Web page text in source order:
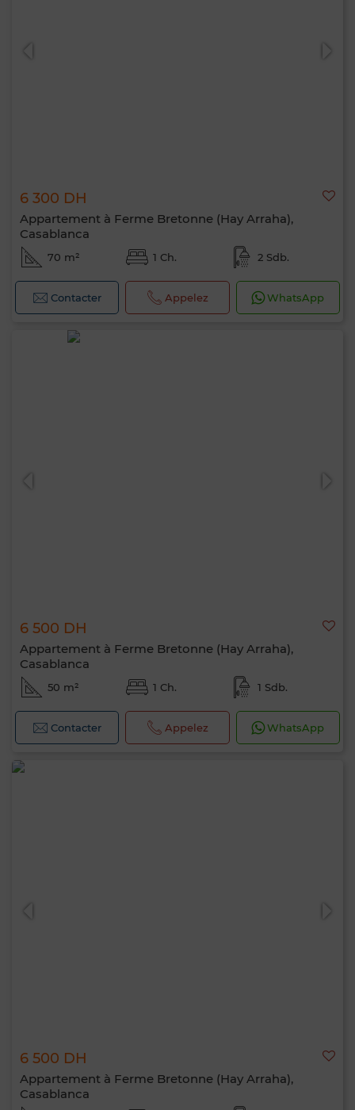
6 300 DH
Appartement à Ferme Bretonne (Hay Arraha),
Casablanca
70 m² 1 Ch. 2 Sdb.
Contacter Appelez WhatsApp
6 500 DH
Appartement à Ferme Bretonne (Hay Arraha),
Casablanca
50 m² 1 Ch. 1 Sdb.
Contacter Appelez WhatsApp
6 500 DH
Appartement à Ferme Bretonne (Hay Arraha),
Casablanca